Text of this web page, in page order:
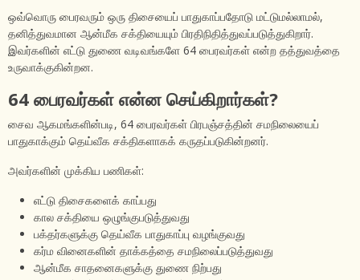
ஒவ்வொரு பைரவரும் ஒரு திசையைப் பாதுகாப்பதோடு மட்டுமல்லாமல்,
தனித்துவமான ஆன்மீக சக்தியையும் பிரதிநிதித்துவப்படுத்துகிறார்.
இவர்களின் எட்டு துணை வடிவங்களே 64 பைரவர்கள் என்ற தத்துவத்தை
உருவாக்குகின்றன.
64 பைரவர்கள் என்ன செய்கிறார்கள்?
சைவ ஆகமங்களின்படி, 64 பைரவர்கள் பிரபஞ்சத்தின் சமநிலையைப்
பாதுகாக்கும் தெய்வீக சக்திகளாகக் கருதப்படுகின்றனர்.
அவர்களின் முக்கிய பணிகள்:
எட்டு திசைகளைக் காப்பது
கால சக்தியை ஒழுங்குபடுத்துவது
பக்தர்களுக்கு தெய்வீக பாதுகாப்பு வழங்குவது
கர்ம வினைகளின் தாக்கத்தை சமநிலைப்படுத்துவது
ஆன்மீக சாதனைகளுக்கு துணை நிற்பது